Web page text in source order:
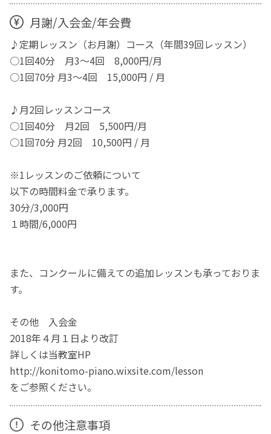
月謝/入会金/年会費
♪定期レッスン（お月謝）コース（年間39回レッスン）
○1回40分 月3～4回 8,000円/月
○1回70分 月3～4回 15,000円 / 月
♪月2回レッスンコース
○1回40分 月2回 5,500円/月
○1回70分 月2回 10,500円 / 月
※1レッスンのご依頼について
以下の時間料金で承ります。
30分/3,000円
１時間/6,000円
また、コンクールに備えての追加レッスンも承っておりま
す。
その他 入会金
2018年４月１日より改訂
詳しくは当教室HP
http://konitomo-piano.wixsite.com/lesson
をご参照ください。
その他注意事項